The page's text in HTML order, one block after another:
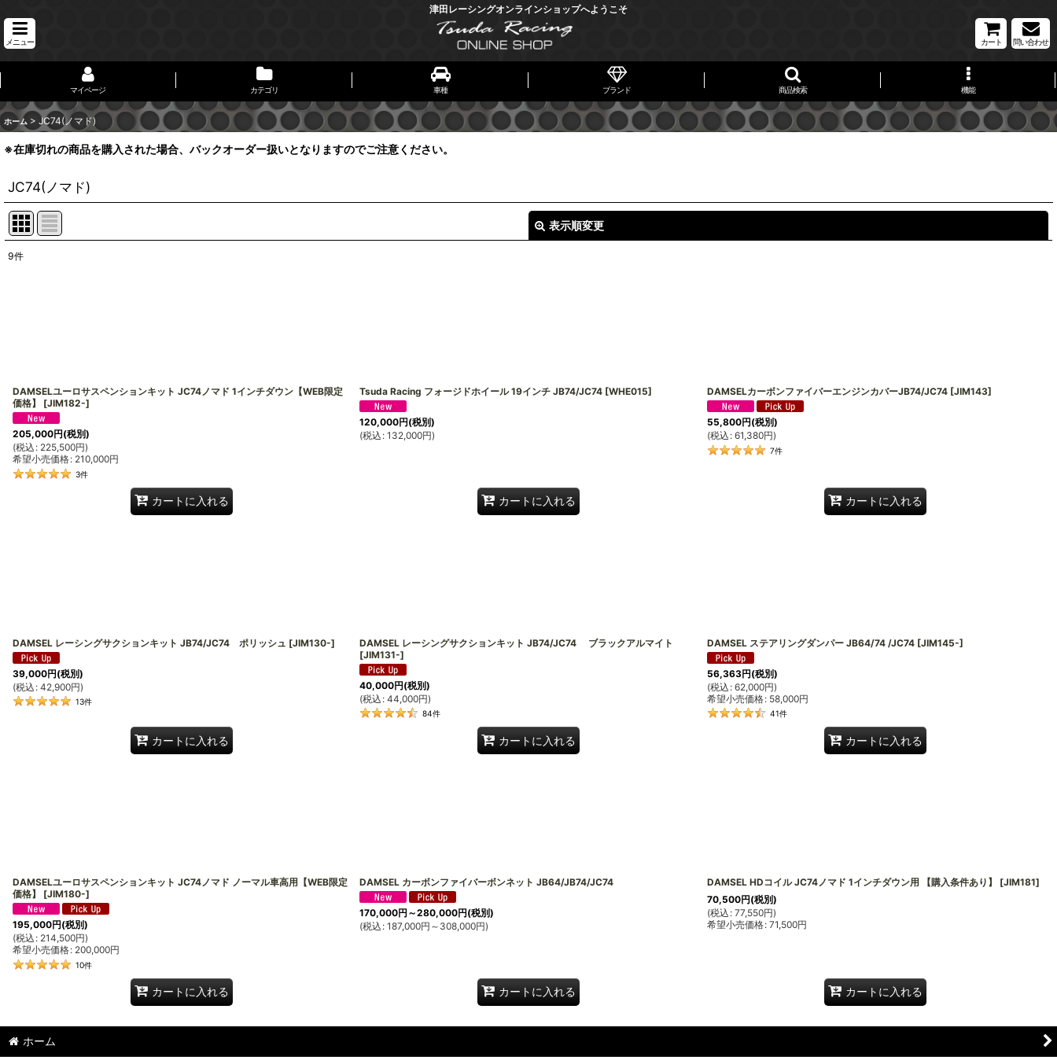
津田レーシングオンラインショップへようこそ
メニュー カート 問い合わせ
マイページ カテゴリ 車種 ブランド 商品検索 機能
ホーム > JC74(ノマド)
※在庫切れの商品を購入された場合、バックオーダー扱いとなりますのでご注意ください。
JC74(ノマド)
表示順変更
9件
DAMSELユーロサスペンションキット JC74ノマド 1インチダウン【WEB限定
価格】
[JIM182-]
205,000円(税別)
(税込 : 225,500円)
希望小売価格: 210,000円
3件
カートに入れる
Tsuda Racing フォージドホイール 19インチ JB74/JC74 [WHE015]
120,000円(税別)
(税込 : 132,000円)
カートに入れる
DAMSELカーボンファイバーエンジンカバーJB74/JC74 [JIM143]
55,800円(税別)
(税込 : 61,380円)
7件
カートに入れる
DAMSEL レーシングサクションキット JB74/JC74 ポリッシュ [JIM130-]
39,000円(税別)
(税込 : 42,900円)
13件
カートに入れる
DAMSEL レーシングサクションキット JB74/JC74 ブラックアルマイト
[JIM131-]
40,000円(税別)
(税込 : 44,000円)
84件
カートに入れる
DAMSEL ステアリングダンパー JB64/74 /JC74 [JIM145-]
56,363円(税別)
(税込 : 62,000円)
希望小売価格: 58,000円
41件
カートに入れる
DAMSELユーロサスペンションキット JC74ノマド ノーマル車高用【WEB限定
価格】
[JIM180-]
195,000円(税別)
(税込 : 214,500円)
希望小売価格: 200,000円
10件
カートに入れる
DAMSEL カーボンファイバーボンネット JB64/JB74/JC74
170,000円 ～280,000円(税別)
(税込 : 187,000円 ～308,000円)
カートに入れる
DAMSEL HDコイル JC74ノマド 1インチダウン用 【購入条件あり】 [JIM181]
70,500円(税別)
(税込 : 77,550円)
希望小売価格: 71,500円
カートに入れる
ホーム